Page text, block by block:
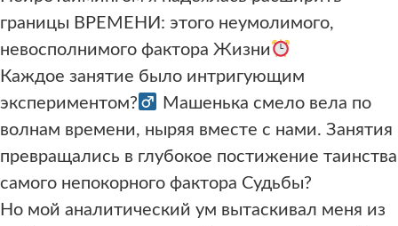
границы ВРЕМЕНИ: этого неумолимого,
невосполнимого фактора Жизни
Каждое занятие было интригующим
экспериментом?‍
Машенька смело вела по
волнам времени, ныряя вместе с нами. Занятия
превращались в глубокое постижение таинства
самого непокорного фактора Судьбы?
Но мой аналитический ум вытаскивал меня из